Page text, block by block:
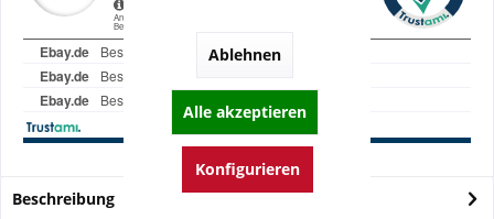
Beschreibung
Ablehnen
Alle akzeptieren
Konfigurieren